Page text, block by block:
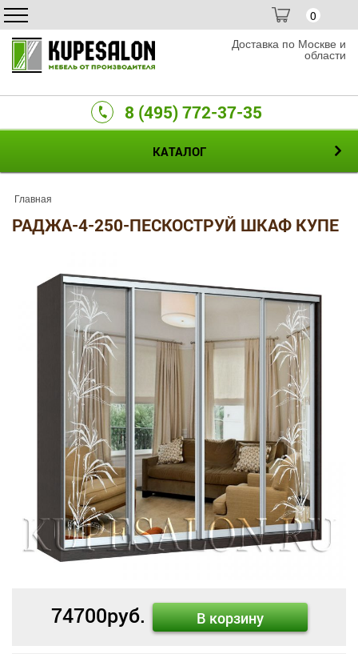
0
Доставка по Москве и
области
8 (495) 772-37-35
КАТАЛОГ
Главная
РАДЖА-4-250-ПЕСКОСТРУЙ ШКАФ КУПЕ
74700руб. В корзину